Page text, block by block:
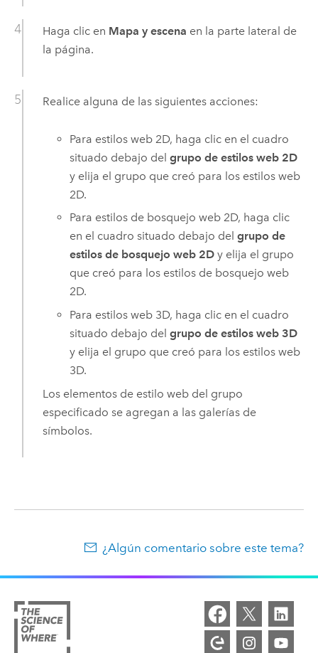
Haga clic en Mapa y escena en la parte lateral de
la página.
Realice alguna de las siguientes acciones:
Para estilos web 2D, haga clic en el cuadro
situado debajo delgrupo de estilos web 2D
y elija el grupo que creó para los estilos web
2D.
Para estilos de bosquejo web 2D, haga clic
en el cuadro situado debajo delgrupo de
estilos de bosquejo web 2D y elija el grupo
que creó para los estilos de bosquejo web
2D.
Para estilos web 3D, haga clic en el cuadro
situado debajo delgrupo de estilos web 3D
y elija el grupo que creó para los estilos web
3D.
Los elementos de estilo web del grupo
especificado se agregan a las galerías de
símbolos.
¿Algún comentario sobre este tema?